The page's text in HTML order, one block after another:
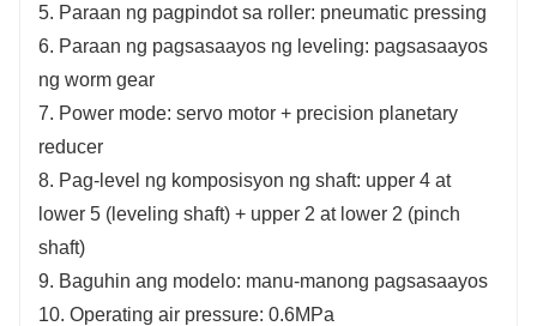
5. Paraan ng pagpindot sa roller: pneumatic pressing
6. Paraan ng pagsasaayos ng leveling: pagsasaayos
ng worm gear
7. Power mode: servo motor + precision planetary
reducer
8. Pag-level ng komposisyon ng shaft: upper 4 at
lower 5 (leveling shaft) + upper 2 at lower 2 (pinch
shaft)
9. Baguhin ang modelo: manu-manong pagsasaayos
10. Operating air pressure: 0.6MPa